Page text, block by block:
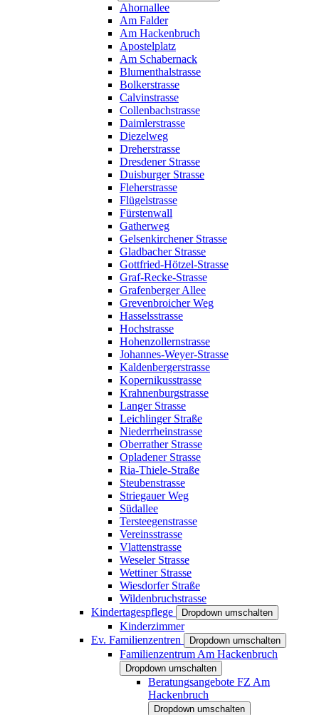
Ahornallee
Am Falder
Am Hackenbruch
Apostelplatz
Am Schabernack
Blumenthalstrasse
Bolkerstrasse
Calvinstrasse
Collenbachstrasse
Daimlerstrasse
Diezelweg
Dreherstrasse
Dresdener Strasse
Duisburger Strasse
Fleherstrasse
Flügelstrasse
Fürstenwall
Gatherweg
Gelsenkirchener Strasse
Gladbacher Strasse
Gottfried-Hötzel-Strasse
Graf-Recke-Strasse
Grafenberger Allee
Grevenbroicher Weg
Hasselsstrasse
Hochstrasse
Hohenzollernstrasse
Johannes-Weyer-Strasse
Kaldenbergerstrasse
Kopernikusstrasse
Krahnenburgstrasse
Langer Strasse
Leichlinger Straße
Niederrheinstrasse
Oberrather Strasse
Opladener Strasse
Ria-Thiele-Straße
Steubenstrasse
Striegauer Weg
Südallee
Tersteegenstrasse
Vereinsstrasse
Vlattenstrasse
Weseler Strasse
Wettiner Strasse
Wiesdorfer Straße
Wildenbruchstrasse
Kindertagespflege
Dropdown umschalten
Kinderzimmer
Ev. Familienzentren
Dropdown umschalten
Familienzentrum Am Hackenbruch
Dropdown umschalten
Beratungsangebote FZ Am
Hackenbruch
Dropdown umschalten